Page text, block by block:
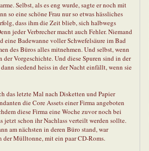
Selbst, als es eng wurde, sagte er noch mit
so eine schöne Frau nur so etwas hässliches
dass ihm die Zeit blieb, sich halbwegs
jeder Verbrecher macht auch Fehler. Niemand
eine Badewanne voller Schwefelsäure im Bad
des Büros alles mitnehmen. Und selbst, wenn
Vorgeschichte. Und diese Spuren sind in der
siedend heiss in der Nacht einfällt, wenn sie
das letzte Mal nach Disketten und Papier
die Core Assets einer Firma angeboten
diese Firma eine Woche zuvor noch bei
jetzt schon ihr Nachlass verteilt werden sollte.
am nächsten in deren Büro stand, war
der Mülltonne, mit ein paar CD-Roms.